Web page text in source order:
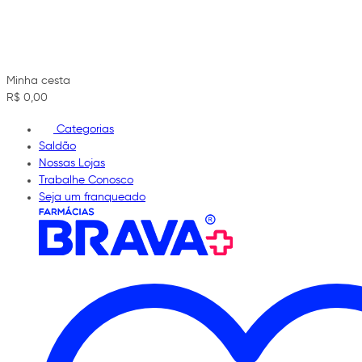
Minha cesta
R$ 0,00
Categorias
Saldão
Nossas Lojas
Trabalhe Conosco
Seja um franqueado